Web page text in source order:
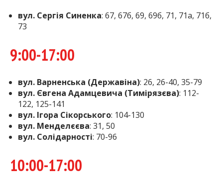
вул. Сергія Синенка: 67, 67б, 69, 69б, 71, 71а, 71б,
73
9:00-17:00
вул. Варненська (Державіна): 26, 26-40, 35-79
вул. Євгена Адамцевича (Тимірязєва): 112-
122, 125-141
вул. Ігора Сікорського: 104-130
вул. Менделєєва: 31, 50
вул. Солідарності: 70-96
10:00-17:00